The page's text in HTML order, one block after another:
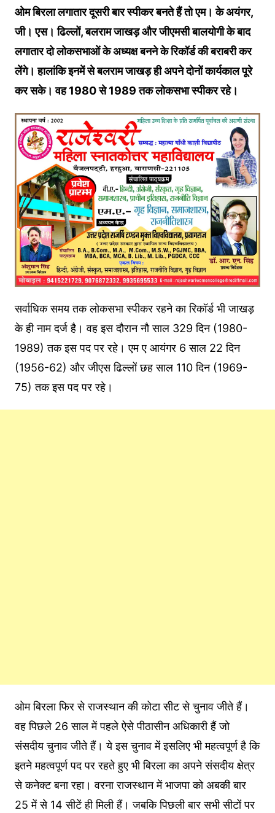
ओम बिरला लगातार दूसरी बार स्‍पीकर बनते हैं तो एम। के अयंगर,
जी। एस। ढिल्लों, बलराम जाखड़ और जीएमसी बालयोगी के बाद
लगातार दो लोकसभाओं के अध्‍यक्ष बनने के रिकॉर्ड की बराबरी कर
लेंगे। हालांकि इनमें से बलराम जाखड़ ही अपने दोनों कार्यकाल पूरे
कर सके। वह 1980 से 1989 तक लोकसभा स्‍पीकर रहे।
सर्वाधिक समय तक लोकसभा स्‍पीकर रहने का रिकॉर्ड भी जाखड़
के ही नाम दर्ज है। वह इस दौरान नौ साल 329 दिन (1980-
1989) तक इस पद पर रहे। एम ए आयंगर 6 साल 22 दिन
(1956-62) और जीएस ढिल्‍लों छह साल 110 दिन (1969-
75) तक इस पद पर रहे।
ओम बिरला फिर से राजस्‍थान की कोटा सीट से चुनाव जीते हैं।
वह पिछले 26 साल में पहले ऐसे पीठासीन अधिकारी हैं जो
संसदीय चुनाव जीते हैं। ये इस चुनाव में इसलिए भी महत्‍वपूर्ण है कि
इतने महत्‍वपूर्ण पद पर रहते हुए भी बिरला का अपने संसदीय क्षेत्र
से कनेक्‍ट बना रहा। वरना राजस्‍थान में भाजपा को अबकी बार
25 में से 14 सीटें ही मिली हैं। जबकि पिछली बार सभी सीटों पर